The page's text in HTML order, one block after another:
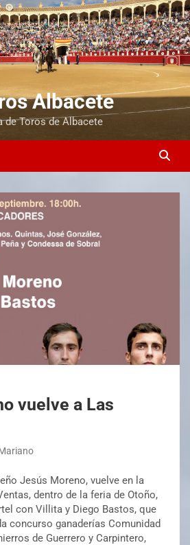
Albacete
de Toros de Albacete
vuelve a Las
Jesús Moreno, vuelve en la
dentro de la feria de Otoño,
con Villita y Diego Bastos, que
concurso ganaderías Comunidad
de Guerrero y Carpintero,